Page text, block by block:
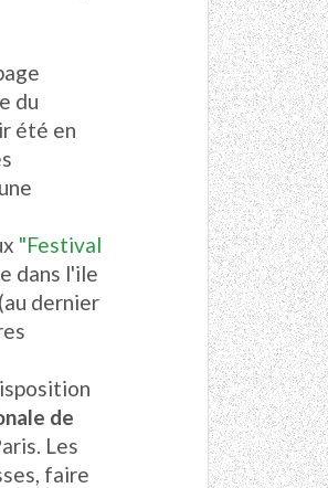
du
été en
"Festival
dans l'ile
dernier
de
Les
faire